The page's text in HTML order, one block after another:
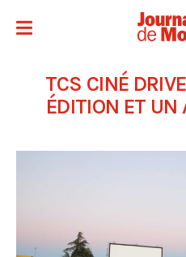
TCS CINÉ
ÉDITION ET UN